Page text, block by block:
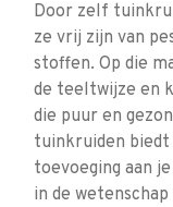
Door zelf
ze vrij zijn van
stoffen. Op die
de teeltwijze en
die puur en
tuinkruiden
toevoeging aan
in de